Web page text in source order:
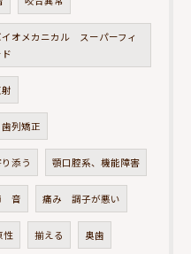
オメカニカル スーパーフィ
列矯正
添う 顎口腔系、機能障害
音 痛み 調子が悪い
性 揃える 奥歯